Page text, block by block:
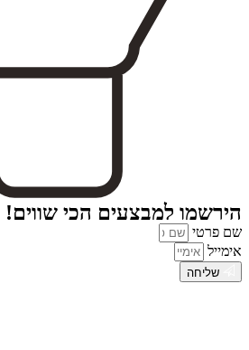
הירשמו למבצעים הכי שווים!
שם פרטי
אימייל
שליחה